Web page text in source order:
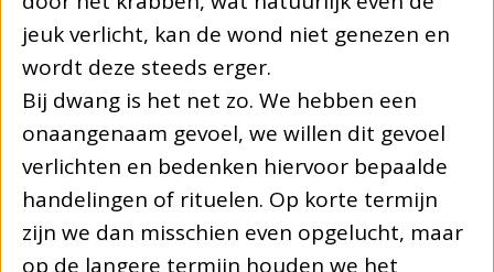
jeuk verlicht, kan de wond niet genezen en
wordt deze steeds erger.
Bij dwang is het net zo. We hebben een
onaangenaam gevoel, we willen dit gevoel
verlichten en bedenken hiervoor bepaalde
handelingen of rituelen. Op korte termijn
zijn we dan misschien even opgelucht, maar
op de langere termijn houden we het